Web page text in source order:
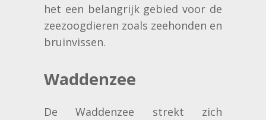
het een belangrijk gebied voor de
zeezoogdieren zoals zeehonden en
bruinvissen.
Waddenzee
De Waddenzee strekt zich